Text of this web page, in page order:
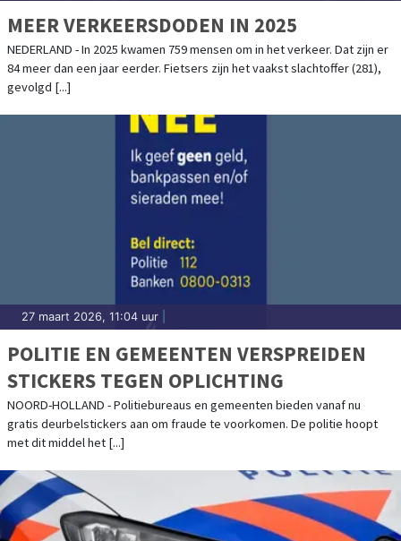
MEER VERKEERSDODEN IN 2025
NEDERLAND - In 2025 kwamen 759 mensen om in het verkeer. Dat zijn er
84 meer dan een jaar eerder. Fietsers zijn het vaakst slachtoffer (281),
gevolgd [...]
27 maart 2026, 11:04 uur
POLITIE EN GEMEENTEN VERSPREIDEN
STICKERS TEGEN OPLICHTING
NOORD-HOLLAND - Politiebureaus en gemeenten bieden vanaf nu
gratis deurbelstickers aan om fraude te voorkomen. De politie hoopt
met dit middel het [...]